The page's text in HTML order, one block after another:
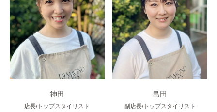
神田
店長/トップスタイリスト
島田
副店長/トップスタイリスト